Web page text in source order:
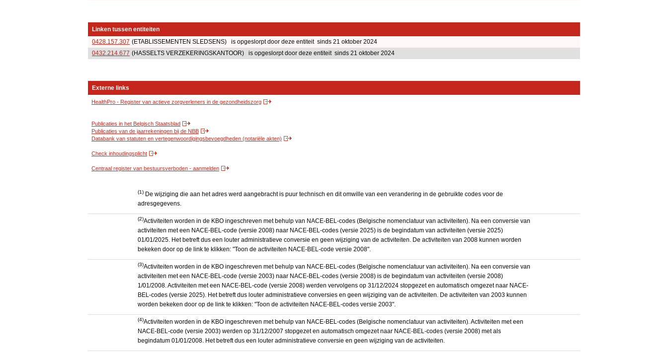
Linken tussen entiteiten
0428.157.307 (ETABLISSEMENTEN SLEDSENS) is opgeslorpt door deze entiteit sinds 21 oktober 2024
0432.214.677 (HASSELTS VERZEKERINGSKANTOOR) is opgeslorpt door deze entiteit sinds 21 oktober 2024
Externe links
HealthPro - Register van actieve zorgverleners in de gezondheidszorg
Publicaties in het Belgisch Staatsblad
Publicaties van de jaarrekeningen bij de NBB
Databank van statuten en vertegenwoordigingsbevoegdheden (notariële akten)
Check inhoudingsplicht
Centraal register van bestuursverboden - aanmelden
(1) De wijziging die aan het adres werd aangebracht is puur technisch en dit omwille van een verandering in de gebruikte codes voor de
adresgegevens.
(2)Activiteiten worden in de KBO ingeschreven met behulp van NACE-BEL-codes (Belgische nomenclatuur van activiteiten). Na een conversie van
activiteiten met een NACE-BEL-code (versie 2008) naar NACE-BEL-codes (versie 2025) is de begindatum van activiteiten (versie 2025)
01/01/2025. Het betreft dus een louter administratieve conversie en geen wijziging van de activiteiten. De activiteiten van 2008 kunnen worden
bekeken door op de link te klikken: "Toon de activiteiten NACE-BEL-code versie 2008".
(3)Activiteiten worden in de KBO ingeschreven met behulp van NACE-BEL-codes (Belgische nomenclatuur van activiteiten). Na een conversie van
activiteiten met een NACE-BEL-code (versie 2003) naar NACE-BEL-codes (versie 2008) is de begindatum van activiteiten (versie 2008)
1/01/2008. Activiteiten met een NACE-BEL-code (versie 2008) werden vervolgens op 31/12/2024 stopgezet en automatisch omgezet naar NACE-
BEL-codes (versie 2025). Het betreft dus louter administratieve conversies en geen wijziging van de activiteiten. De activiteiten van 2003 kunnen
worden bekeken door op de link te klikken: "Toon de activiteiten NACE-BEL-codes versie 2003".
(4)Activiteiten worden in de KBO ingeschreven met behulp van NACE-BEL-codes (Belgische nomenclatuur van activiteiten). Activiteiten met een
NACE-BEL-code (versie 2003) werden op 31/12/2007 stopgezet en automatisch omgezet naar NACE-BEL-codes (versie 2008) met als
begindatum 01/01/2008. Het betreft dus een louter administratieve conversie en geen wijziging van de activiteiten.